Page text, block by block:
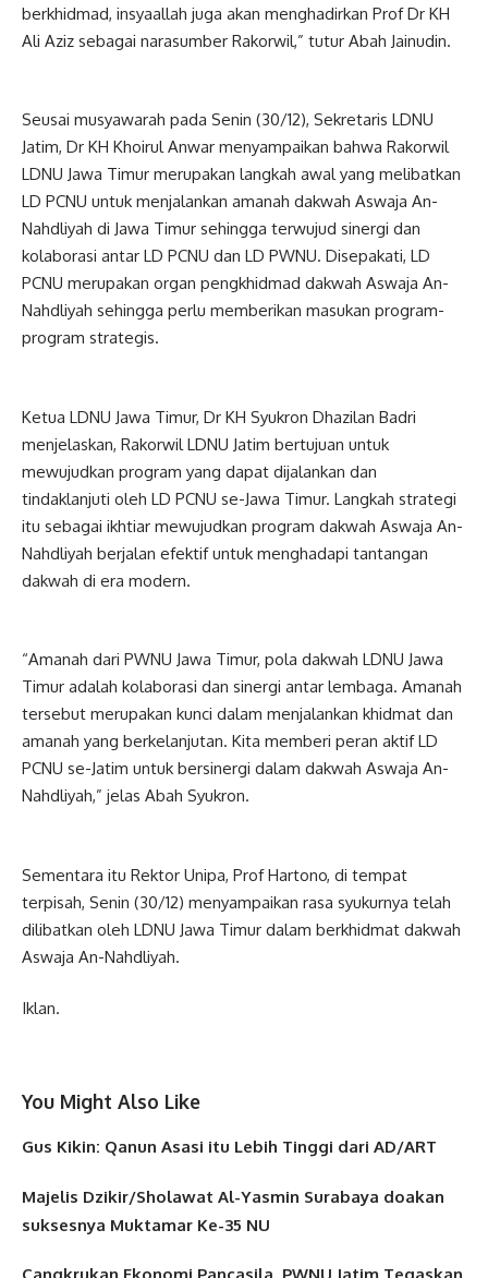
berkhidmad, insyaallah juga akan menghadirkan Prof Dr KH
Ali Aziz sebagai narasumber Rakorwil,” tutur Abah Jainudin.
Seusai musyawarah pada Senin (30/12), Sekretaris LDNU
Jatim, Dr KH Khoirul Anwar menyampaikan bahwa Rakorwil
LDNU Jawa Timur merupakan langkah awal yang melibatkan
LD PCNU untuk menjalankan amanah dakwah Aswaja An-
Nahdliyah di Jawa Timur sehingga terwujud sinergi dan
kolaborasi antar LD PCNU dan LD PWNU. Disepakati, LD
PCNU merupakan organ pengkhidmad dakwah Aswaja An-
Nahdliyah sehingga perlu memberikan masukan program-
program strategis.
Ketua LDNU Jawa Timur, Dr KH Syukron Dhazilan Badri
menjelaskan, Rakorwil LDNU Jatim bertujuan untuk
mewujudkan program yang dapat dijalankan dan
tindaklanjuti oleh LD PCNU se-Jawa Timur. Langkah strategi
itu sebagai ikhtiar mewujudkan program dakwah Aswaja An-
Nahdliyah berjalan efektif untuk menghadapi tantangan
dakwah di era modern.
“Amanah dari PWNU Jawa Timur, pola dakwah LDNU Jawa
Timur adalah kolaborasi dan sinergi antar lembaga. Amanah
tersebut merupakan kunci dalam menjalankan khidmat dan
amanah yang berkelanjutan. Kita memberi peran aktif LD
PCNU se-Jatim untuk bersinergi dalam dakwah Aswaja An-
Nahdliyah,” jelas Abah Syukron.
Sementara itu Rektor Unipa, Prof Hartono, di tempat
terpisah, Senin (30/12) menyampaikan rasa syukurnya telah
dilibatkan oleh LDNU Jawa Timur dalam berkhidmat dakwah
Aswaja An-Nahdliyah.
Iklan.
You Might Also Like
Gus Kikin: Qanun Asasi itu Lebih Tinggi dari AD/ART
Majelis Dzikir/Sholawat Al-Yasmin Surabaya doakan
suksesnya Muktamar Ke-35 NU